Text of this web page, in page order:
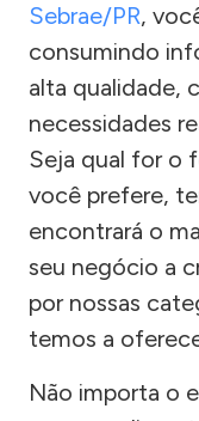
Sebrae/PR,
consumindo
alta qualidade,
necessidades
Seja qual for o
você prefere,
encontrará o
seu negócio a
por nossas
temos a
Não importa o